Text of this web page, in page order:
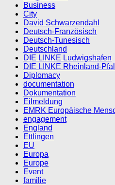
Business
City
David Schwarzendahl
Deutsch-Französisch
Deutsch-Tunesisch
Deutschland
DIE LINKE Ludwigshafen
DIE LINKE Rheinland-
Diplomacy
documentation
Dokumentation
Eilmeldung
EMRK Europäische
engagement
England
Ettlingen
EU
Europa
Europe
Event
familie